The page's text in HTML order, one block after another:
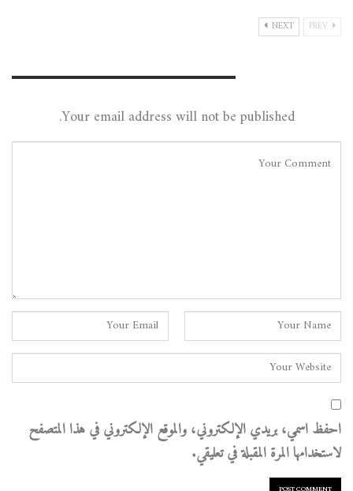
NEXT
Your email address will not be published.
احفظ اسمي، بريدي الإلكتروني، والموقع الإلكتروني في هذا المتصفح
لاستخدامها المرة المقبلة في تعليقي.